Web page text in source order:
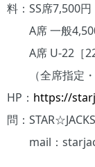
料：SS席7,500
A席 一般
A席 U-22［22
（全席指定・
HP： https://
問：
mail：